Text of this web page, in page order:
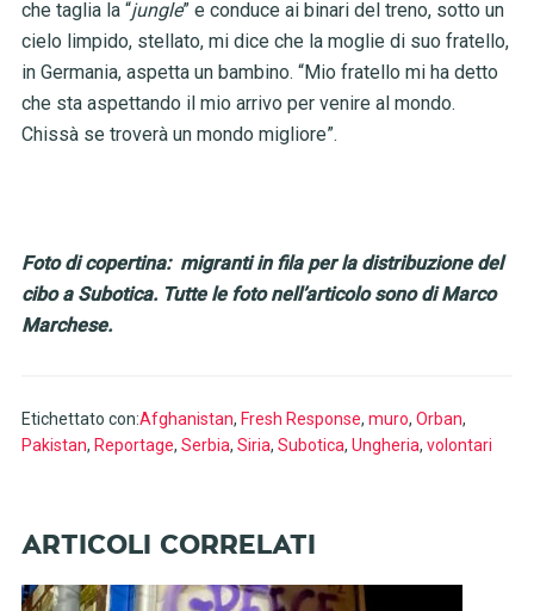
che taglia la “jungle” e conduce ai binari del treno, sotto un
cielo limpido, stellato, mi dice che la moglie di suo fratello,
in Germania, aspetta un bambino. “Mio fratello mi ha detto
che sta aspettando il mio arrivo per venire al mondo.
Chissà se troverà un mondo migliore”.
Foto di copertina: migranti in fila per la distribuzione del
cibo a Subotica. Tutte le foto nell’articolo sono di Marco
Marchese.
Etichettato con:Afghanistan, Fresh Response, muro, Orban,
Pakistan, Reportage, Serbia, Siria, Subotica, Ungheria, volontari